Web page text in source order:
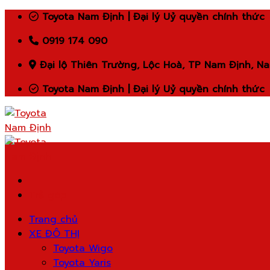
Skip
content
Toyota Nam Định | Đại lý Uỷ quyền chính thức
0919 174 090
Đại lộ Thiên Trường, Lộc Hoà, TP Nam Định,
Toyota Nam Định | Đại lý Uỷ quyền chính thức
Trang chủ
XE ĐÔ THỊ
Toyota Wigo
Toyota Yaris